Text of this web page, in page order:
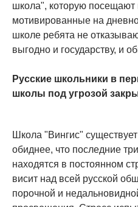
школа", которую посещают
мотивированные на
школе ребята не
выгодно и государству, и
Русские школьники в
школы под угрозой
Школа "Вингис"
обиднее, что последние
находятся в постоянном
висит над всей русской
порочной и